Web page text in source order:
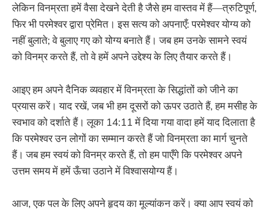
लेकिन विनम्रता हमें वैसा देखने देती है जैसे हम वास्तव में हैं—त्रुटिपूर्ण,
फिर भी परमेश्वर द्वारा प्रेमित। इस सत्य को अपनाएँ: परमेश्वर योग्य को
नहीं बुलाते; वे बुलाए गए को योग्य बनाते हैं। जब हम उनके सामने स्वयं
को विनम्र करते हैं, तो वे हमें अपने उद्देश्य के लिए तैयार करते हैं।
आइए हम अपने दैनिक व्यवहार में विनम्रता के सिद्धांतों को जीने का
प्रयास करें। याद रखें, जब भी हम दूसरों को ऊपर उठाते हैं, हम मसीह के
स्वभाव को दर्शाते हैं। लूका 14:11 में दिया गया वादा हमें याद दिलाता है
कि परमेश्वर उन लोगों का सम्मान करते हैं जो विनम्रता का मार्ग चुनते
हैं। जब हम स्वयं को विनम्र करते हैं, तो हम पाएँगे कि परमेश्वर अपने
उत्तम समय में हमें ऊँचा उठाने में विश्वासयोग्य हैं।
आज, एक पल के लिए अपने हृदय का मूल्यांकन करें। क्या आप स्वयं को